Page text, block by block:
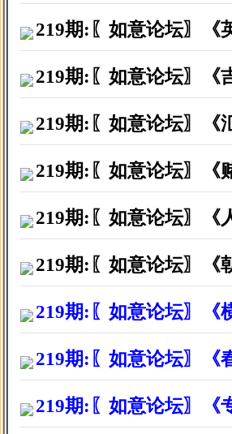
广东汕头市郑先
广西省巴马县黄
湖南宁远县李先
河北唐山市谈先
广州珠海区刘先
福建莆田市阮先
四川省叙永县陈
广西河池市韦小
佛山南海区谭先
广东云浮市刘先
湖北省沙市刘小
219期:〖如意论坛〗《
219期:〖如意论坛〗《
219期:〖如意论坛〗《
219期:〖如意论坛〗
219期:〖如意论坛〗《
219期:〖如意论坛〗《
219期:〖如意论坛〗《
219期:〖如意论坛〗《
219期:〖如意论坛〗